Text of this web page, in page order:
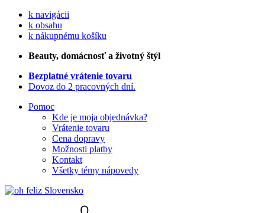
k navigácii
k obsahu
k nákupnému košíku
Beauty, domácnosť a životný štýl
Bezplatné vrátenie tovaru
Dovoz do 2 pracovných dní.
Pomoc
Kde je moja objednávka?
Vrátenie tovaru
Cena dopravy
Možnosti platby
Kontakt
Všetky témy nápovedy